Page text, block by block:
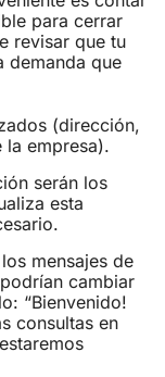
para cerrar
revisar que tu
demanda que
(dirección,
empresa).
serán los
esta
mensajes de
cambiar
“Bienvenido!
consultas en